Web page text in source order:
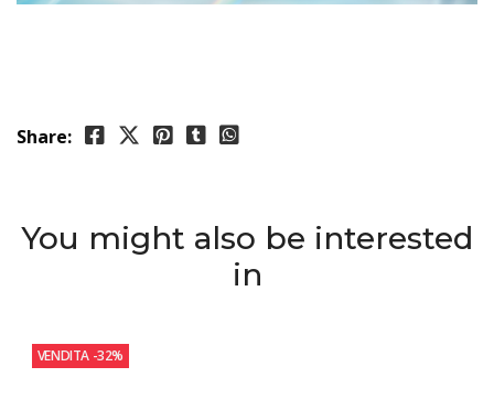
Share:
You might also be interested
in
VENDITA -32%